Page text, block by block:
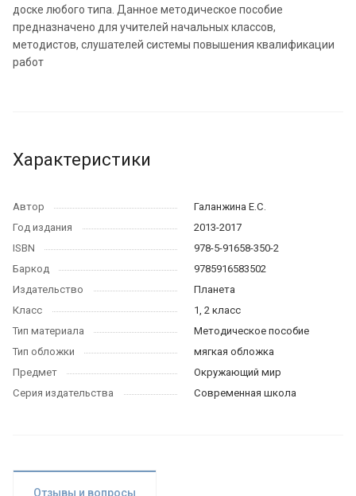
доске любого типа. Данное методическое пособие
предназначено для учителей начальных классов,
методистов, слушателей системы повышения квалификации
работ
Характеристики
Автор
Галанжина Е.С.
Год издания
2013-2017
ISBN
978-5-91658-350-2
Баркод
9785916583502
Издательство
Планета
Класс
1, 2 класс
Тип материала
Методическое пособие
Тип обложки
мягкая обложка
Предмет
Окружающий мир
Серия издательства
Современная школа
Отзывы и вопросы